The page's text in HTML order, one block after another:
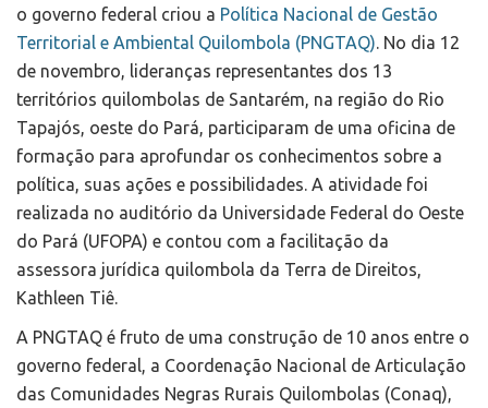
o governo federal criou a Política Nacional de Gestão
Territorial e Ambiental Quilombola (PNGTAQ). No dia 12
de novembro, lideranças representantes dos 13
territórios quilombolas de Santarém, na região do Rio
Tapajós, oeste do Pará, participaram de uma oficina de
formação para aprofundar os conhecimentos sobre a
política, suas ações e possibilidades. A atividade foi
realizada no auditório da Universidade Federal do Oeste
do Pará (UFOPA) e contou com a facilitação da
assessora jurídica quilombola da Terra de Direitos,
Kathleen Tiê.
A PNGTAQ é fruto de uma construção de 10 anos entre o
governo federal, a Coordenação Nacional de Articulação
das Comunidades Negras Rurais Quilombolas (Conaq),